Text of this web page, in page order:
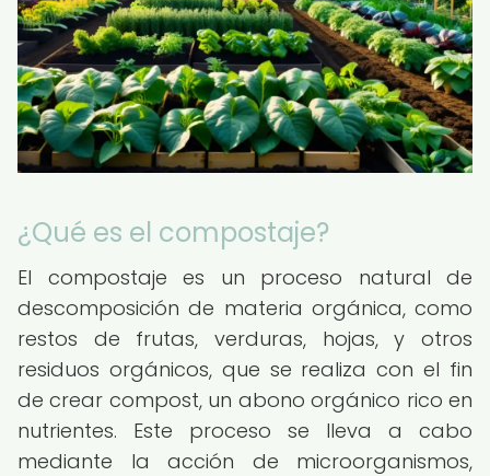
¿Qué es el compostaje?
El compostaje es un proceso natural de
descomposición de materia orgánica, como
restos de frutas, verduras, hojas, y otros
residuos orgánicos, que se realiza con el fin
de crear compost, un abono orgánico rico en
nutrientes. Este proceso se lleva a cabo
mediante la acción de microorganismos,